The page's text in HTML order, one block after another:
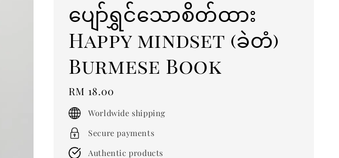
ပျော်ရွှင်သောစိတ်ထား
Happy mindset (ခဲတံ)
Burmese Book
Regular
price
RM 18.00
Worldwide shipping
Secure payments
Authentic products